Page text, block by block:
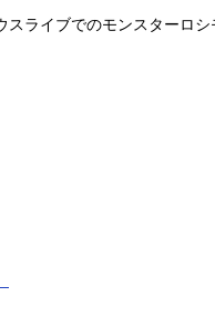
スライブでのモンスターロ